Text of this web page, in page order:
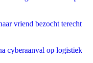
vriend bezocht terecht
cyberaanval op logistiek